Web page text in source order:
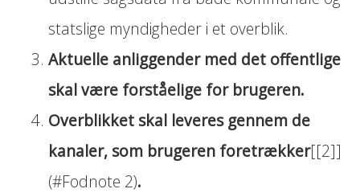
statslige myndigheder i et overblik.
Aktuelle anliggender med det offentlige
skal være forståelige for brugeren.
Overblikket skal leveres gennem de
kanaler, som brugeren foretrækker[[2]]
(#Fodnote 2).